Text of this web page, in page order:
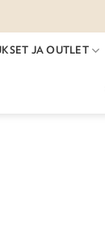
JA OUTLET